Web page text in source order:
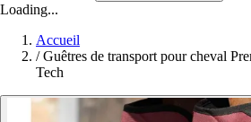
Loading...
Accueil
/ Guêtres de transport pour cheval
Tech